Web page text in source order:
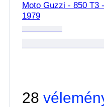
Moto Guzzi - 850 T3 -
1979
28